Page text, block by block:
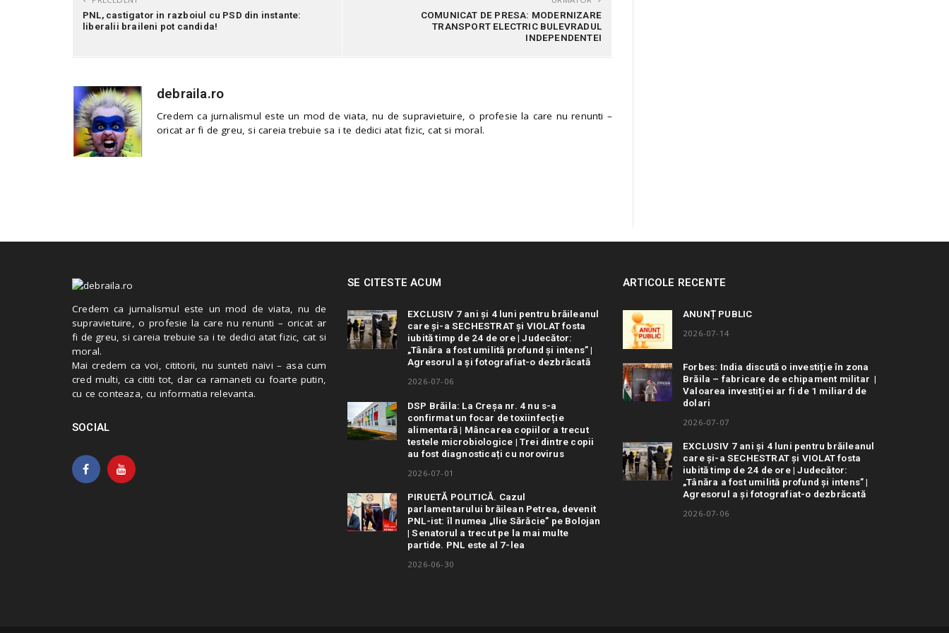
PNL, castigator in razboiul cu PSD din instante:
liberalii braileni pot candida!
COMUNICAT DE PRESA: MODERNIZARE
TRANSPORT ELECTRIC BULEVRADUL
INDEPENDENTEI
debraila.ro
Credem ca jurnalismul este un mod de viata, nu de supravietuire, o profesie la care nu renunti –
oricat ar fi de greu, si careia trebuie sa i te dedici atat fizic, cat si moral.
Credem ca jurnalismul este un mod de viata, nu de
supravietuire, o profesie la care nu renunti – oricat ar
fi de greu, si careia trebuie sa i te dedici atat fizic, cat si
moral.
Mai credem ca voi, cititorii, nu sunteti naivi – asa cum
cred multi, ca cititi tot, dar ca ramaneti cu foarte putin,
cu ce conteaza, cu informatia relevanta.
SOCIAL
SE CITESTE ACUM
EXCLUSIV 7 ani și 4 luni pentru brăileanul
care și-a SECHESTRAT și VIOLAT fosta
iubită timp de 24 de ore | Judecător:
„Tânăra a fost umilită profund și intens” |
Agresorul a și fotografiat-o dezbrăcată
2026-07-06
DSP Brăila: La Creșa nr. 4 nu s-a
confirmat un focar de toxiinfecție
alimentară | Mâncarea copiilor a trecut
testele microbiologice | Trei dintre copii
au fost diagnosticați cu norovirus
2026-07-01
PIRUETĂ POLITICĂ. Cazul
parlamentarului brăilean Petrea, devenit
PNL-ist: îl numea „Ilie Sărăcie” pe Bolojan
| Senatorul a trecut pe la mai multe
partide. PNL este al 7-lea
2026-06-30
ARTICOLE RECENTE
ANUNȚ PUBLIC
2026-07-14
Forbes: India discută o investiție în zona
Brăila – fabricare de echipament militar |
Valoarea investiției ar fi de 1 miliard de
dolari
2026-07-07
EXCLUSIV 7 ani și 4 luni pentru brăileanul
care și-a SECHESTRAT și VIOLAT fosta
iubită timp de 24 de ore | Judecător:
„Tânăra a fost umilită profund și intens” |
Agresorul a și fotografiat-o dezbrăcată
2026-07-06